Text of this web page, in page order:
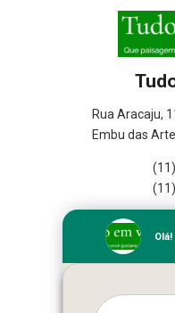
Rua Aracaju,
Embu das